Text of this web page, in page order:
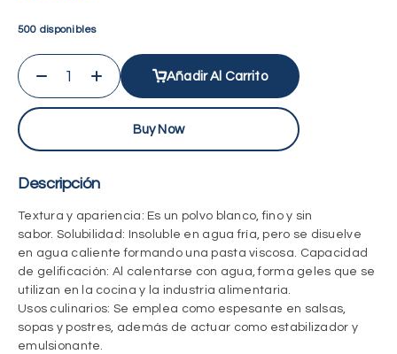
500 disponibles
Añadir Al Carrito
Buy Now
Descripción
Textura y apariencia : Es un polvo blanco, fino y sin
sabor. Solubilidad : Insoluble en agua fría, pero se disuelve
en agua caliente formando una pasta viscosa. Capacidad
de gelificación: Al calentarse con agua, forma geles que se
utilizan en la cocina y la industria alimentaria.
Usos culinarios: Se emplea como espesante en salsas,
sopas y postres, además de actuar como estabilizador y
emulsionante.